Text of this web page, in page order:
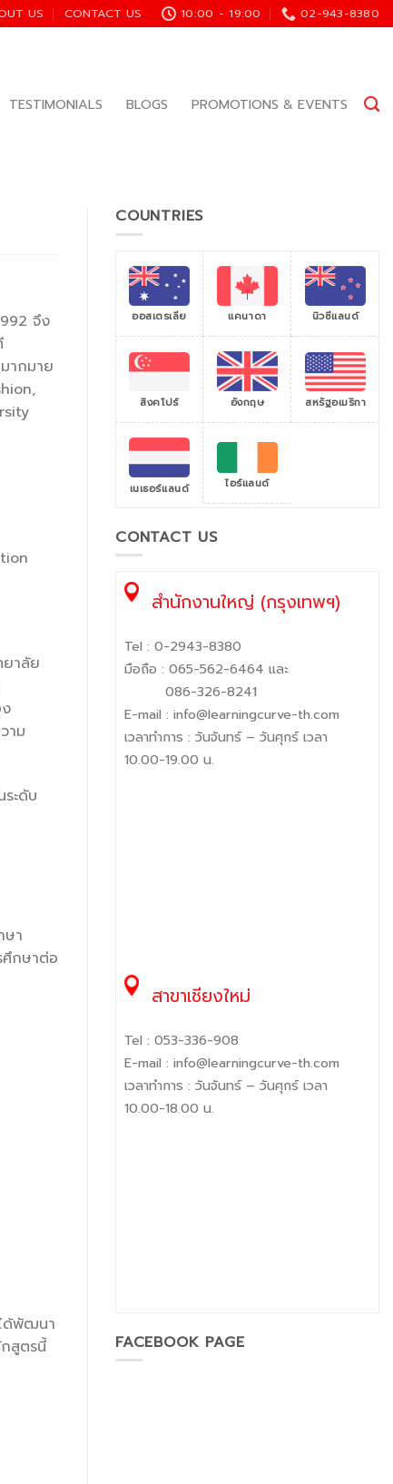
US CONTACT US 10:00 - 19:00 02-943-8380
TESTIMONIALS BLOGS PROMOTIONS & EVENTS
จึง
ากมาย
ยาลัย
าม
ะดับ
ษา
ศึกษาต่อ
ด้พัฒนา
สูตรนี้
COUNTRIES
ออสเตรเลีย แคนาดา นิวซีแลนด์
สิงคโปร์ อังกฤษ สหรัฐอเมริกา
เนเธอร์แลนด์ ไอร์แลนด์
CONTACT US
สำนักงานใหญ่ (กรุงเทพฯ)
Tel : 0-2943-8380
มือถือ : 065-562-6464 และ
086-326-8241
E-mail : info@learningcurve-th.com
เวลาทำการ : วันจันทร์ – วันศุกร์ เวลา
10.00-19.00 น.
สาขาเชียงใหม่
Tel : 053-336-908
E-mail : info@learningcurve-th.com
เวลาทำการ : วันจันทร์ – วันศุกร์ เวลา
10.00-18.00 น.
FACEBOOK PAGE